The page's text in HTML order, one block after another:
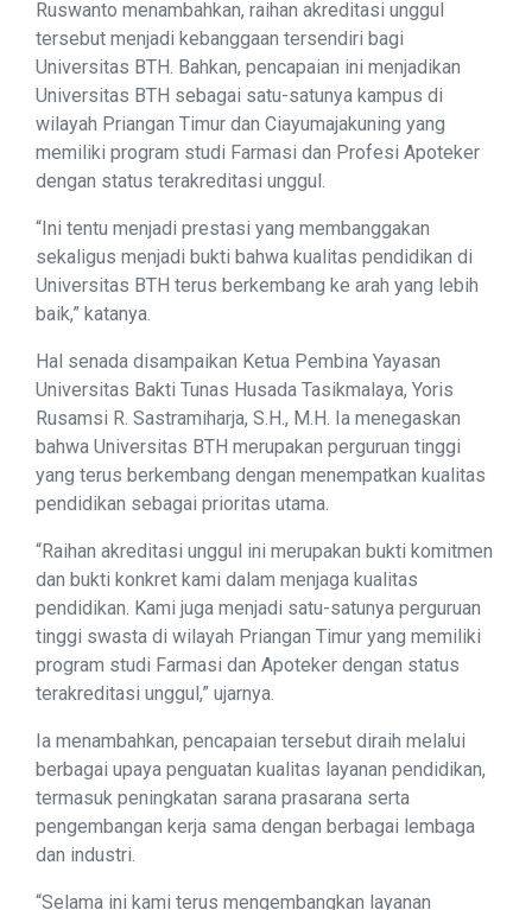
Ruswanto menambahkan, raihan akreditasi unggul
tersebut menjadi kebanggaan tersendiri bagi
Universitas BTH. Bahkan, pencapaian ini menjadikan
Universitas BTH sebagai satu-satunya kampus di
wilayah Priangan Timur dan Ciayumajakuning yang
memiliki program studi Farmasi dan Profesi Apoteker
dengan status terakreditasi unggul.
“Ini tentu menjadi prestasi yang membanggakan
sekaligus menjadi bukti bahwa kualitas pendidikan di
Universitas BTH terus berkembang ke arah yang lebih
baik,” katanya.
Hal senada disampaikan Ketua Pembina Yayasan
Universitas Bakti Tunas Husada Tasikmalaya, Yoris
Rusamsi R. Sastramiharja, S.H., M.H. Ia menegaskan
bahwa Universitas BTH merupakan perguruan tinggi
yang terus berkembang dengan menempatkan kualitas
pendidikan sebagai prioritas utama.
“Raihan akreditasi unggul ini merupakan bukti komitmen
dan bukti konkret kami dalam menjaga kualitas
pendidikan. Kami juga menjadi satu-satunya perguruan
tinggi swasta di wilayah Priangan Timur yang memiliki
program studi Farmasi dan Apoteker dengan status
terakreditasi unggul,” ujarnya.
Ia menambahkan, pencapaian tersebut diraih melalui
berbagai upaya penguatan kualitas layanan pendidikan,
termasuk peningkatan sarana prasarana serta
pengembangan kerja sama dengan berbagai lembaga
dan industri.
“Selama ini kami terus mengembangkan layanan